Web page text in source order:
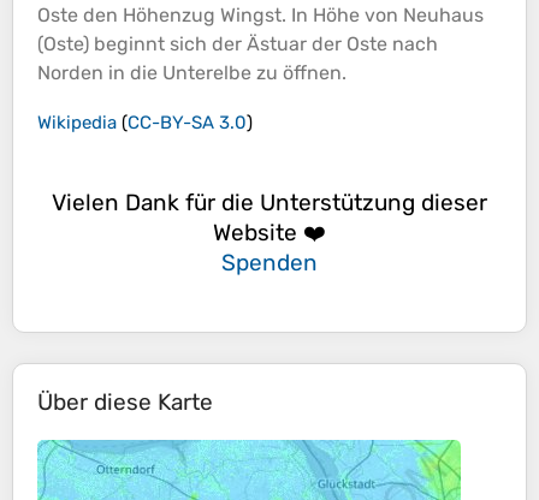
Oste den Höhenzug Wingst. In Höhe von Neuhaus
(Oste) beginnt sich der Ästuar der Oste nach
Norden in die Unterelbe zu öffnen.
Wikipedia (CC-BY-SA 3.0)
Vielen Dank für die Unterstützung dieser
Website ❤️
Spenden
Über diese Karte